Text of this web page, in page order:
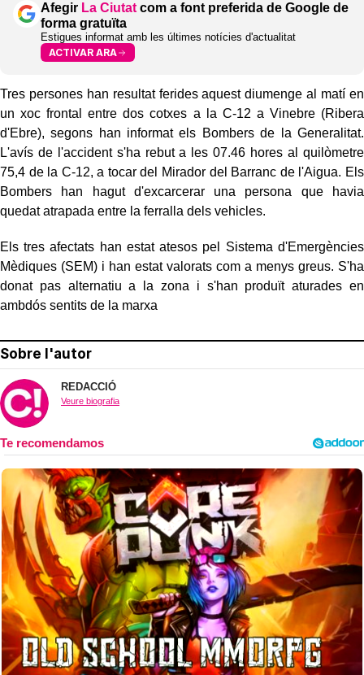
Afegir La Ciutatcom a font preferida de Google de
forma gratuïta
Estigues informat amb les últimes notícies d'actualitat
ACTIVAR ARA
Tres persones han resultat ferides aquest diumenge al matí en
un xoc frontal entre dos cotxes a la C-12 a Vinebre (Ribera
d'Ebre), segons han informat els Bombers de la Generalitat.
L'avís de l'accident s'ha rebut a les 07.46 hores al quilòmetre
75,4 de la C-12, a tocar del Mirador del Barranc de l'Aigua. Els
Bombers han hagut d'excarcerar una persona que havia
quedat atrapada entre la ferralla dels vehicles.
Els tres afectats han estat atesos pel Sistema d'Emergències
Mèdiques (SEM) i han estat valorats com a menys greus. S'ha
donat pas alternatiu a la zona i s'han produït aturades en
ambdós sentits de la marxa
Sobre l'autor
REDACCIÓ
Veure biografia